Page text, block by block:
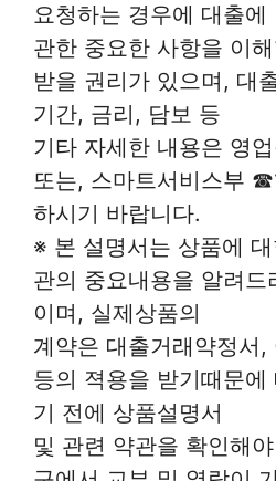
요청하는 경우에 대출에
관한 중요한 사항을 이
받을 권리가 있으며, 대
기간, 금리, 담보 등
기타 자세한 내용은 영
또는, 스마트서비스부
하시기 바랍니다.
※ 본 설명서는 상품에
관의 중요내용을 알려
이며, 실제상품의
계약은 대출거래약정서
등의 젹용을 받기때문
기 전에 상품설명서
및 관련 약관을 확인해